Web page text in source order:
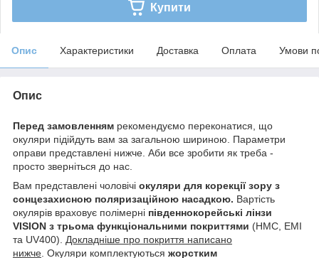
Купити
Опис Характеристики Доставка Оплата Умови
Опис
Перед замовленням рекомендуємо переконатися, що
окуляри підійдуть вам за загальною шириною. Параметри
оправи представлені нижче. Аби все зробити як треба -
просто зверніться до нас.
Вам представлені чоловічі окуляри для корекції зору з
сонцезахисною поляризаційною насадкою. Вартість
окулярів враховує полімерні південнокорейські лінзи
VISION з трьома функціональними покриттями (HMC, EMI
та UV400). Докладніше про покриття написано
нижче . Окуляри комплектуються жорстким